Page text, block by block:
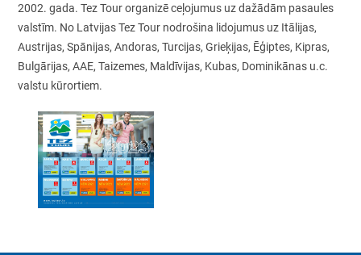
2002. gada. Tez Tour organizē ceļojumus uz dažādām pasaules
valstīm. No Latvijas Tez Tour nodrošina lidojumus uz Itālijas,
Austrijas, Spānijas, Andoras, Turcijas, Grieķijas, Ēģiptes, Kipras,
Bulgārijas, AAE, Taizemes, Maldīvijas, Kubas, Dominikānas u.c.
valstu kūrortiem.